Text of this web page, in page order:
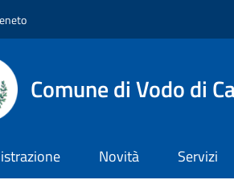
Comune di Vodo di
Novità Servizi